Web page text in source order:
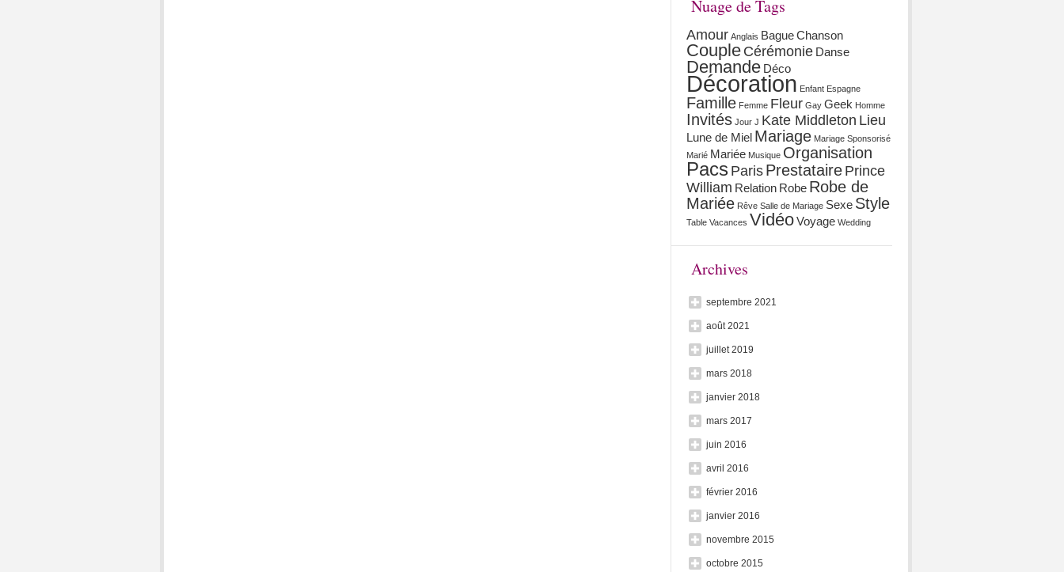
Nuage de Tags
Amour Anglais BagueChanson
Couple Cérémonie Danse
Demande Déco
Décoration Enfant Espagne
Famille Femme Fleur Gay Geek Homme
Invités Jour J Kate Middleton Lieu
Lune de Miel Mariage Mariage Sponsorisé
Marié Mariée Musique Organisation
Pacs Paris Prestataire Prince
William Relation Robe Robe de
Mariée Rêve Salle de Mariage Sexe Style
Table Vacances VidéoVoyage Wedding
Archives
septembre 2021
août 2021
juillet 2019
mars 2018
janvier 2018
mars 2017
juin 2016
avril 2016
février 2016
janvier 2016
novembre 2015
octobre 2015